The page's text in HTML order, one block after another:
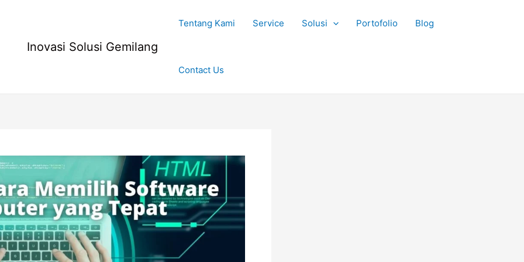
Inovasi Solusi Gemilang
Tentang Kami Service Solusi Portofolio Blog
Contact Us